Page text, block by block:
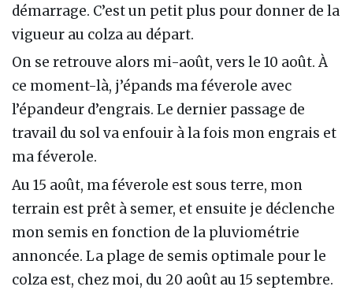
démarrage. C’est un petit plus pour donner de la
vigueur au colza au départ.
On se retrouve alors mi-août, vers le 10 août. À
ce moment-là, j’épands ma féverole avec
l’épandeur d’engrais. Le dernier passage de
travail du sol va enfouir à la fois mon engrais et
ma féverole.
Au 15 août, ma féverole est sous terre, mon
terrain est prêt à semer, et ensuite je déclenche
mon semis en fonction de la pluviométrie
annoncée. La plage de semis optimale pour le
colza est, chez moi, du 20 août au 15 septembre.